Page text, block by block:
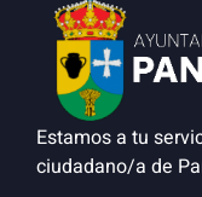
Estamos a tu
ciudadano/a de